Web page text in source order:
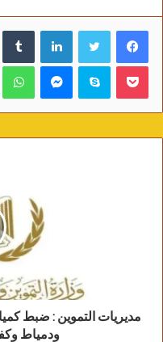
الدكتورة صفية القباني نقيب
الفاعلية الدولية قد
أسماء النواوى
تجلى أثرها فى نتاج
المتباينة فى الرؤى
لحضارة الأقصر بوعى
بزواياه المتباينة،
الفنانين
فيسبوك لينكدإن
بوكيت سكايب
مديريات التموين : ضبط
ودمياط